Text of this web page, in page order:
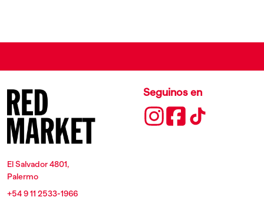
El Salvador 4801,
Palermo
+54 9 11 2533-1966
Seguinos en